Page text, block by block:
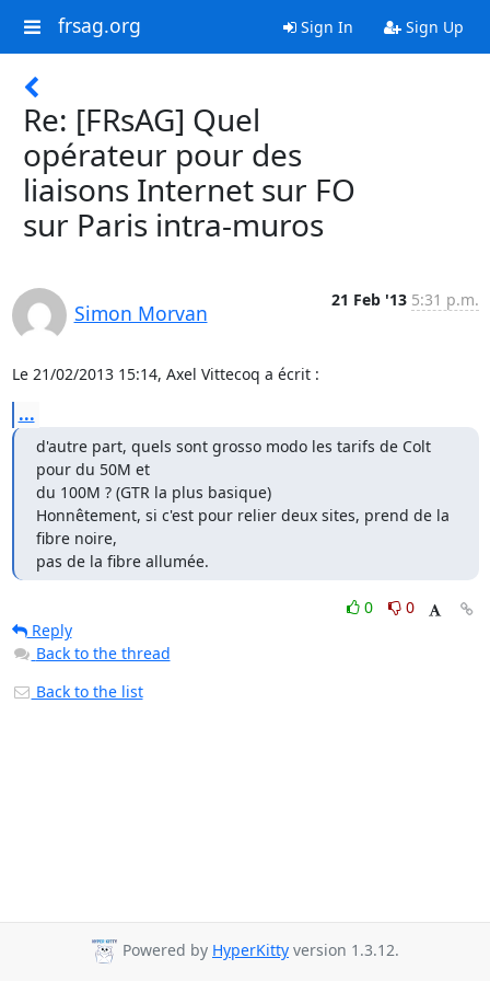
frsag.org Sign In Sign Up
Re: [FRsAG] Quel
opérateur pour des
liaisons Internet sur FO
sur Paris intra-muros
Simon Morvan
21 Feb '13 5:31 p.m.
Le 21/02/2013 15:14, Axel Vittecoq a écrit :
...
d'autre part, quels sont grosso modo les tarifs de Colt
pour du 50M et
du 100M ? (GTR la plus basique)
Honnêtement, si c'est pour relier deux sites, prend de la
fibre noire,
pas de la fibre allumée.
0
0
Reply
Back to the thread
Back to the list
Powered by HyperKitty version 1.3.12.